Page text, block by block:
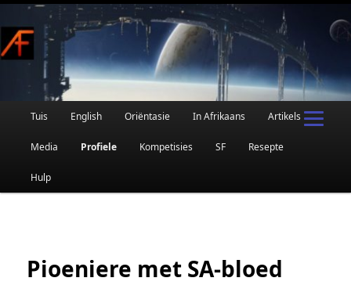
Skip
to
primary
content
Afrikaanse Wetenskapfiksie en Fantasie
Main
Tuis English Oriëntasie In Afrikaans Artikels
Media Profiele Kompetisies SF Resepte
Hulp
Pioeniere met SA-bloed